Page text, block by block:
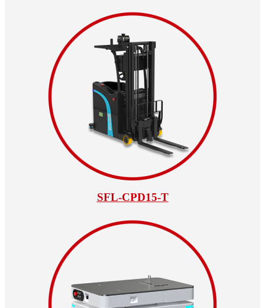
SFL-CPD15-T